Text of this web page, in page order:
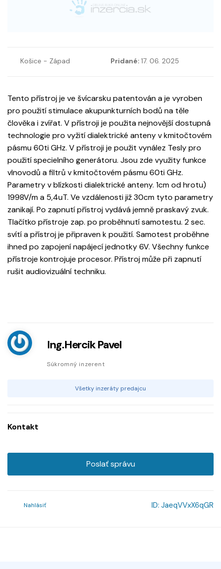
Košice - Západ Pridané: 17. 06. 2025
Tento přístroj je ve švícarsku patentován a je vyroben
pro použití stimulace akupunkturních bodů na těle
člověka i zvířat. V přístroji je použita nejnovější dostupná
technologie pro vyžití dialektrické anteny v kmitočtovém
pásmu 60ti GHz. V přístroji je použit vynález Tesly pro
použití specielního generátoru. Jsou zde využity funkce
vlnovodů a filtrů v kmitočtovém pásmu 60ti GHz.
Parametry v blízkosti dialektrické anteny. 1cm od hrotu)
1998V/m a 5,4uT. Ve vzdálenosti již 30cm tyto parametry
zanikají. Po zapnutí přístroj vydává jemně praskavý zvuk.
Tlačítko přístroje zap. po proběhnutí samotestu. 2 sec.
svítí a přístroj je připraven k použití. Samotest proběhne
ihned po zapojení napájecí jednotky 6V. Všechny funkce
přístroje kontrojuje procesor. Přístroj může při zapnutí
rušit audiovizuální techniku.
Ing.Hercik Pavel
Súkromný inzerent
Všetky inzeráty predajcu
Kontakt
Poslať správu
Nahlásiť ID: JaeqVVxX6qGR